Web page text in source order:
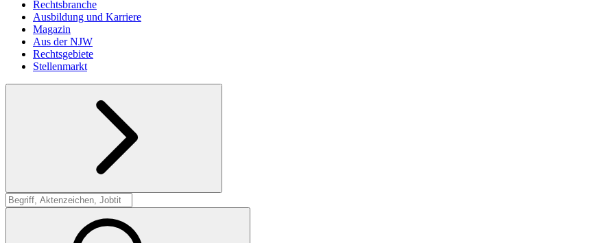
Rechtsbranche
Ausbildung und Karriere
Magazin
Aus der NJW
Rechtsgebiete
Stellenmarkt
Suche